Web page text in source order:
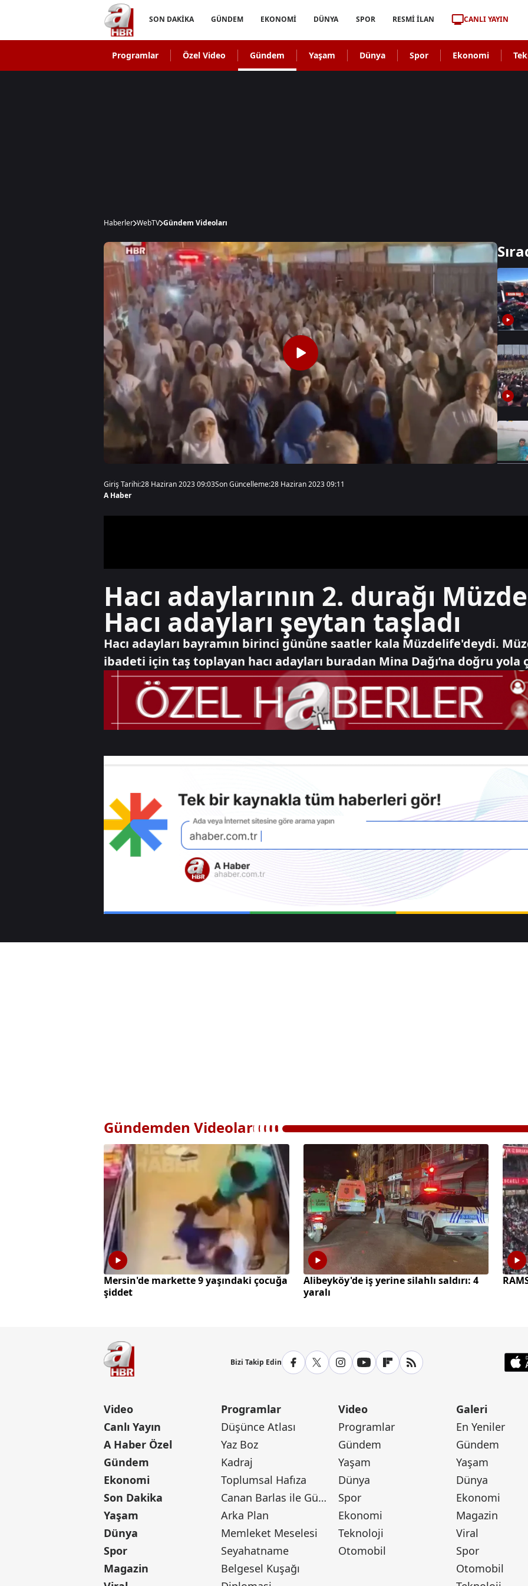
SON DAKİKA GÜNDEM EKONOMİ DÜNYA SPOR RESMİ İLAN CANLI YAYIN
Programlar Özel Video Gündem Yaşam Dünya Spor Ekonomi
Haberler WebTV Gündem Videoları
Giriş Tarihi:28 Haziran 2023 09:03Son Güncelleme:28 Haziran 2023 09:11
A Haber
Hacı adaylarının 2. durağı
Hacı adayları şeytan taşladı
Hacı adayları bayramın birinci gününe saatler kala Müzdelife'deydi.
ibadeti için taş toplayan hacı adayları buradan Mina Dağı’na doğru yola
Gündemden Videolar
Mersin'de markette 9 yaşındaki çocuğa
şiddet
Alibeyköy'de iş yerine silahlı saldırı: 4
yaralı
Bizi Takip Edin
Video
Canlı Yayın
A Haber Özel
Gündem
Ekonomi
Son Dakika
Yaşam
Dünya
Spor
Magazin
Programlar
Düşünce Atlası
Yaz Boz
Kadraj
Toplumsal Hafıza
Canan Barlas ile Gündem
Arka Plan
Memleket Meselesi
Seyahatname
Belgesel Kuşağı
Video
Programlar
Gündem
Yaşam
Dünya
Spor
Ekonomi
Teknoloji
Otomobil
Galeri
En Yeniler
Gündem
Yaşam
Dünya
Ekonomi
Magazin
Viral
Spor
Otomobil